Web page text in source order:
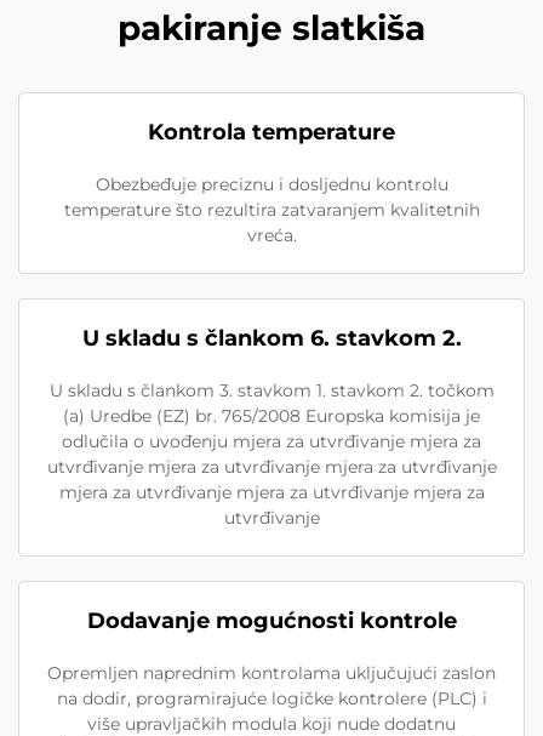
pakiranje slatkiša
Kontrola temperature
Obezbeđuje preciznu i dosljednu kontrolu
temperature što rezultira zatvaranjem kvalitetnih
vreća.
U skladu s člankom 6. stavkom 2.
U skladu s člankom 3. stavkom 1. stavkom 2. točkom
(a) Uredbe (EZ) br. 765/2008 Europska komisija je
odlučila o uvođenju mjera za utvrđivanje mjera za
utvrđivanje mjera za utvrđivanje mjera za utvrđivanje
mjera za utvrđivanje mjera za utvrđivanje mjera za
utvrđivanje
Dodavanje mogućnosti kontrole
Opremljen naprednim kontrolama uključujući zaslon
na dodir, programirajuće logičke kontrolere (PLC) i
više upravljačkih modula koji nude dodatnu